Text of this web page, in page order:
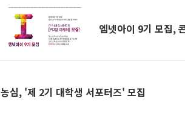
엠넷아이 9기 모집,
농심, '제 2기 대학생 서포터즈' 모집